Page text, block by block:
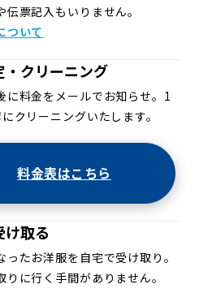
伝票記入もいりません。
ついて
・クリーニング
に料金をメールでお知らせ。1
クリーニングいたします。
料金表はこちら
け取る
ったお洋服を自宅で受け取り。
りに行く手間がありません。